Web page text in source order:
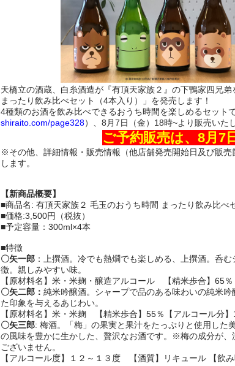
天橋立の酒蔵、白糸酒造が『有頂天家族２』の下鴨家四兄
まったり飲み比べセット（4本入り）」を発売します！
4種類のお酒を飲み比べできるおうち時間を楽しめるセット
shiraito.com/page328）、8月7日（金）18時~より販売いた
ご予約販売は、8月7
※その他、詳細情報・販売情報（他店舗発売開始日及び販
します。
【新商品概要】
■商品名: 有頂天家族２ 毛玉のおうち時間 まったり飲み比べ
■価格:3,500円（税抜）
■予定容量：300ml×4本
■特徴
〇矢一郎 ：上撰酒。冷でも熱燗でも楽しめる、上撰酒。呑
徴。親しみやすい味。
【原材料名】米・米麹・醸造アルコール 【精米歩合】65
〇矢二郎：純米吟醸酒。シャープで品のある味わいの純米
た印象を与えるあじわい。
【原材料名】米・米麹 【精米歩合】55％【アルコール分
〇矢三郎: 梅酒。「梅」の果実と果汁をたっぷりと使用した
の風味を豊かに生かした、贅沢なお酒です。※梅の成分が
ございません。
【アルコール度】１２～１３度 【酒質】リキュール 【飲